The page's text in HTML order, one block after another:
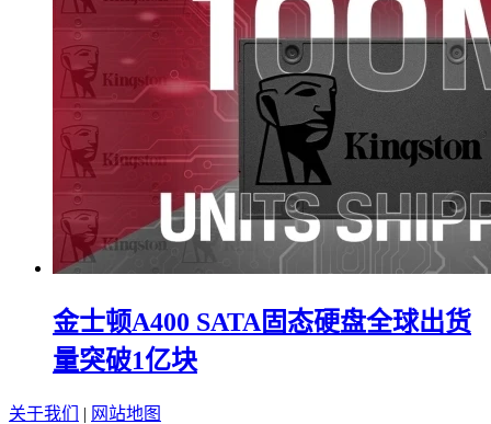
金士顿A400 SATA固态硬盘全球出货
量突破1亿块
关于我们 | 网站地图